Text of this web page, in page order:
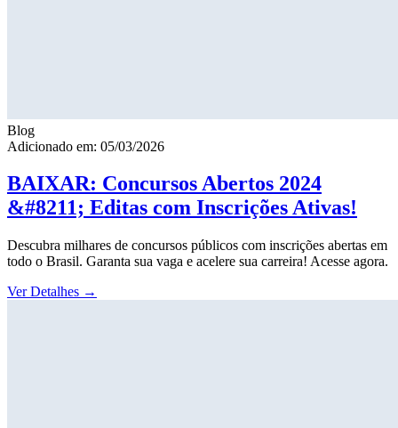
Blog
Adicionado em: 05/03/2026
BAIXAR: Concursos Abertos 2024
&#8211; Editas com Inscrições Ativas!
Descubra milhares de concursos públicos com inscrições abertas em
todo o Brasil. Garanta sua vaga e acelere sua carreira! Acesse agora.
Ver Detalhes →